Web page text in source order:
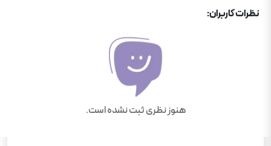
نظرات کاربران:
هنوز نظری ثبت نشده است.